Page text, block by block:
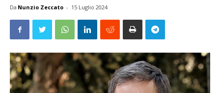
Da Nunzio Zeccato - 15 Luglio 2024